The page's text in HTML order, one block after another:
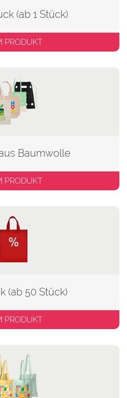
(ab 1 Stück)
PRODUKT
Baumwolle
PRODUKT
(ab 50 Stück)
PRODUKT